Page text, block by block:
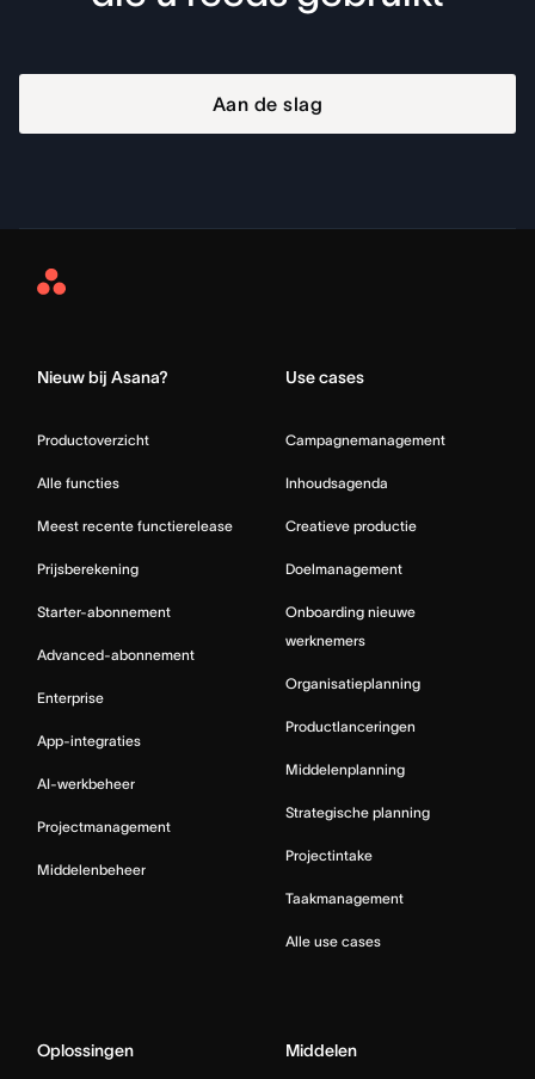
Aan de slag
Asana
Nieuw bij Asana?
Productoverzicht
Alle functies
Meest recente functierelease
Prijsberekening
Starter-abonnement
Advanced-abonnement
Enterprise
App-integraties
AI-werkbeheer
Projectmanagement
Middelenbeheer
Use cases
Campagnemanagement
Inhoudsagenda
Creatieve productie
Doelmanagement
Onboarding nieuwe
werknemers
Organisatieplanning
Productlanceringen
Middelenplanning
Strategische planning
Projectintake
Taakmanagement
Alle use cases
Oplossingen Middelen